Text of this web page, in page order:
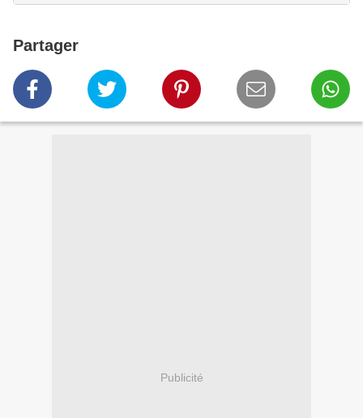
Partager
Publicité